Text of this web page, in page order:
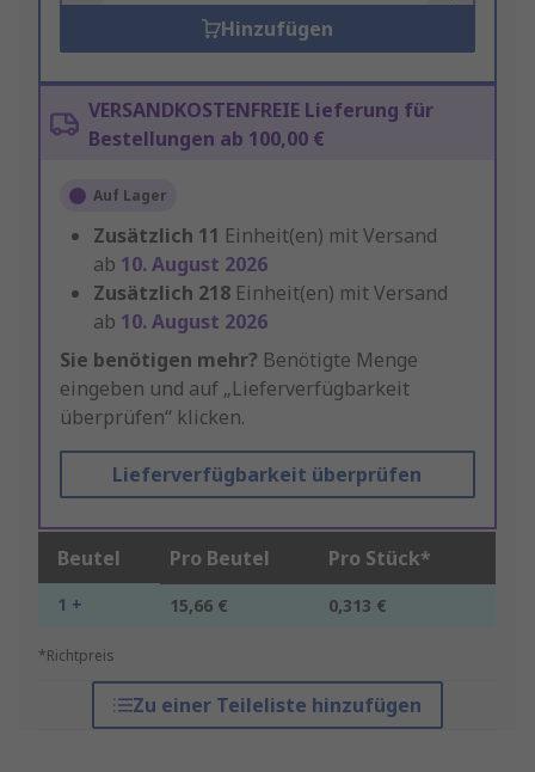
Hinzufügen
VERSANDKOSTENFREIE Lieferung für
Bestellungen ab 100,00 €
Auf Lager
Zusätzlich 11 Einheit(en) mit Versand
ab 10. August 2026
Zusätzlich 218 Einheit(en) mit Versand
ab 10. August 2026
Sie benötigen mehr? Benötigte Menge
eingeben und auf „Lieferverfügbarkeit
überprüfen“ klicken.
Lieferverfügbarkeit überprüfen
Beutel Pro Beutel Pro Stück*
1 + 15,66 € 0,313 €
*Richtpreis
Zu einer Teileliste hinzufügen